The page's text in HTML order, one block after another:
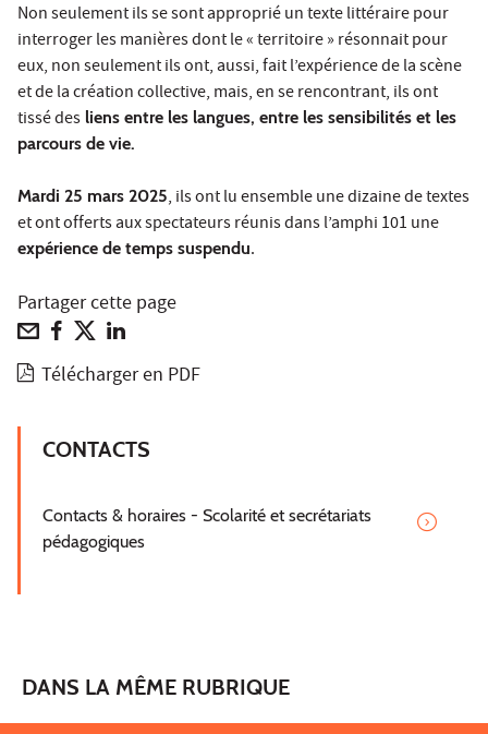
Non seulement ils se sont approprié un texte littéraire pour
interroger les manières dont le « territoire » résonnait pour
eux, non seulement ils ont, aussi, fait l’expérience de la scène
et de la création collective, mais, en se rencontrant, ils ont
tissé des liens entre les langues, entre les sensibilités et les
parcours de vie.
Mardi 25 mars 2025, ils ont lu ensemble une dizaine de textes
et ont offerts aux spectateurs réunis dans l’amphi 101 une
expérience de temps suspendu.
Partager cette page
Télécharger en PDF
CONTACTS
Contacts & horaires - Scolarité et secrétariats
pédagogiques
DANS LA MÊME RUBRIQUE